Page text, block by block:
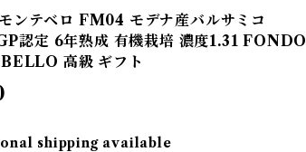
ンテベロ FM04 モデナ産バルサミコ
認定 6年熟成 有機栽培 濃度1.31 FONDO
高級 ギフト
shipping available